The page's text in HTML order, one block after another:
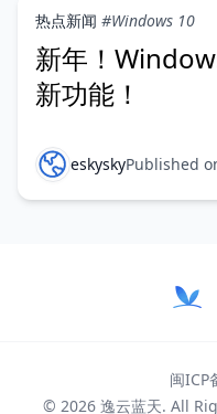
热点新闻 #Windows 10
新年！
新功能！
eskyskyPublished
闽ICP
© 2026 逸云蓝天. All